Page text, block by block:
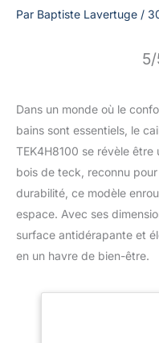
Par Baptiste Lavertuge /
Dans un monde où le
bains sont essentiels, le
TEK4H8100 se révèle être
bois de teck, reconnu
durabilité, ce modèle
espace. Avec ses
surface antidérapante et
en un havre de bien-être.